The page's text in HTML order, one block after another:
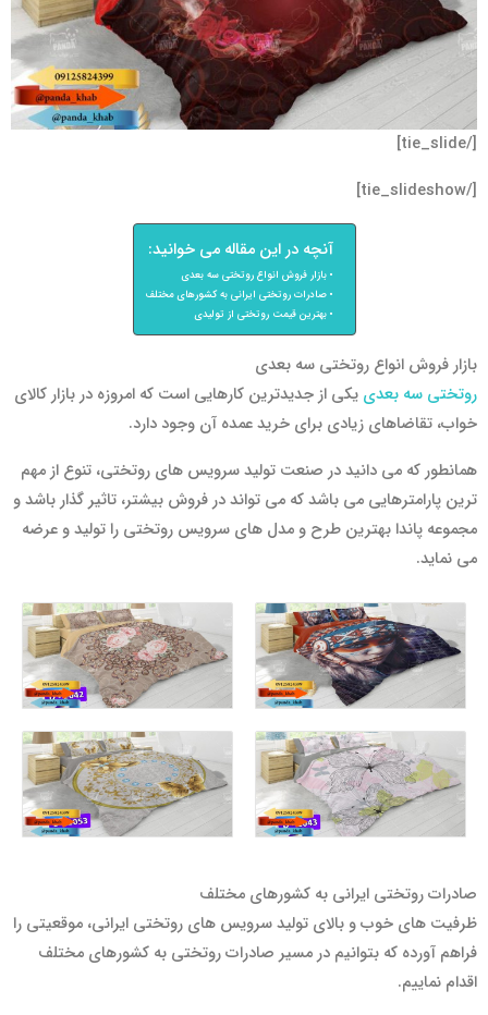
[/tie_slide]
[/tie_slideshow]
آنچه در این مقاله می خوانید:
بازار فروش انواع روتختی سه بعدی
صادرات روتختی ایرانی به کشورهای مختلف
بهترین قیمت روتختی از تولیدی
بازار فروش انواع روتختی سه بعدی
روتختی سه بعدی یکی از جدیدترین کارهایی است که امروزه در بازار کالای
خواب، تقاضاهای زیادی برای خرید عمده آن وجود دارد.
همانطور که می دانید در صنعت تولید سرویس های روتختی، تنوع از مهم
ترین پارامترهایی می باشد که می تواند در فروش بیشتر، تاثیر گذار باشد و
مجموعه پاندا بهترین طرح و مدل های سرویس روتختی را تولید و عرضه
می نماید.
صادرات روتختی ایرانی به کشورهای مختلف
ظرفیت های خوب و بالای تولید سرویس های روتختی ایرانی، موقعیتی را
فراهم آورده که بتوانیم در مسیر صادرات روتختی به کشورهای مختلف
اقدام نماییم.